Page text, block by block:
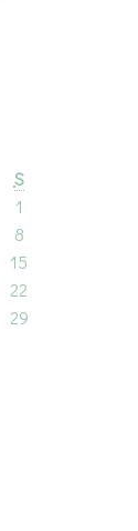
S
1
8
15
22
29